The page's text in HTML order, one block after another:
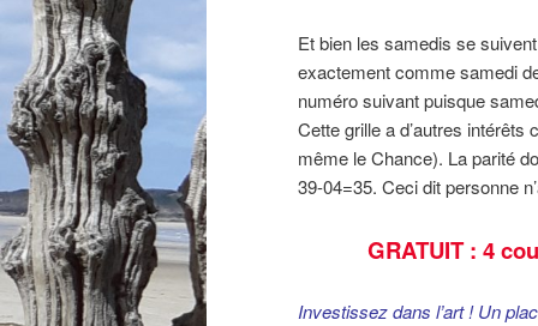
Et bien les samedis se
exactement comme samedi
numéro suivant puisque
Cette grille a d’autres
même le Chance). La parité
39-04=35. Ceci dit personne
GRATUIT : 4
Investissez dans l’art ! Un